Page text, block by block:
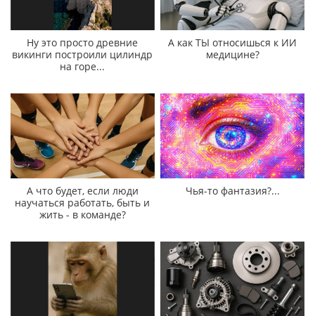
Ну это просто древние
викинги построили цилиндр
на горе...
А как ТЫ относишься к ИИ
медицине?
А что будет, если люди
научаться работать, быть и
жить - в команде?
Чья-то фантазия?...